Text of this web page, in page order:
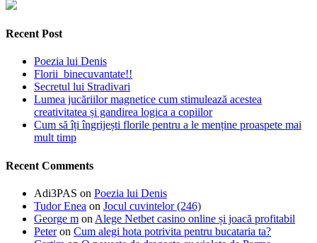
Recent Post
Poezia lui Denis
Florii binecuvantate!!
Secretul lui Stradivari
Lumea jucăriilor magnetice cum stimulează acestea
creativitatea și gandirea logica a copiilor
Cum să îți îngrijești florile pentru a le menține proaspete mai
mult timp
Recent Comments
Adi3PAS on Poezia lui Denis
Tudor Enea on Jocul cuvintelor (246)
George m on Alege Netbet casino online și joacă profitabil
Peteron Cum alegi hota potrivita pentru bucataria ta?